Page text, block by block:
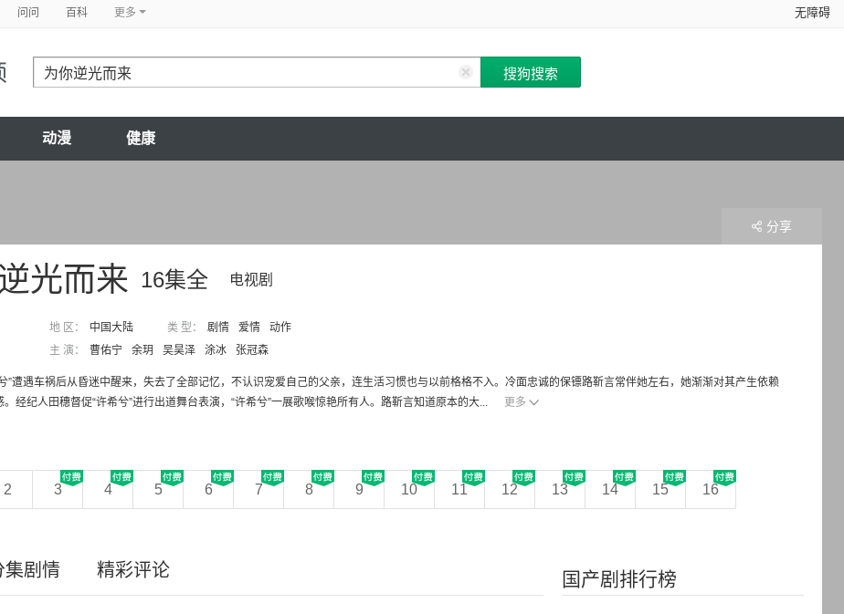
问问 百科 更多 无障碍
动漫 健康
16集全 电视剧
光而来
地 区： 中国大陆 类 型： 剧情 爱情
动作
主 演： 曹佑宁 余玥 吴昊泽 涂冰 张冠森
”遭遇车祸后从昏迷中醒来，失去了全部记忆，不认识宠爱自己的父亲，连生活习惯也与以前格格不入。冷面忠诚的保镖路靳言常伴她左右，她渐渐对其产生依赖
。经纪人田穗督促“许希兮”进行出道舞台表演，“许希兮”一展歌喉惊艳所有人。路靳言知道原本的大...
更多
2 3 4 5 6 7 8 9 10 11 12 13 14 15 16
分享
国产剧排行榜
集剧情 精彩评论